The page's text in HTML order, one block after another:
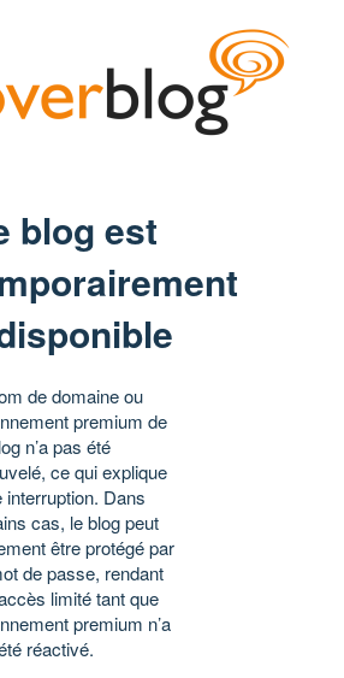
blog est
de domaine ou
premium de
n’a pas été
ce qui explique
interruption. Dans
cas, le blog peut
être protégé par
de passe, rendant
limité tant que
premium n’a
réactivé.